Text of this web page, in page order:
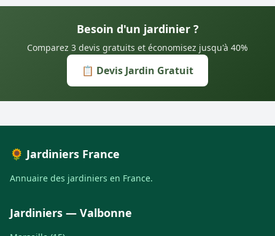
Besoin d'un jardinier ?
Comparez 3 devis gratuits et économisez jusqu'à 40%
📋 Devis Jardin Gratuit
🌻 Jardiniers France
Annuaire des jardiniers en France.
Jardiniers — Valbonne